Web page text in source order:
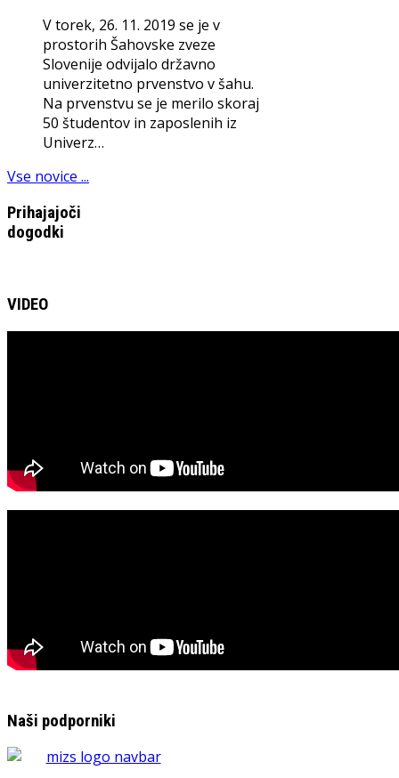
V torek, 26. 11. 2019 se je v
prostorih Šahovske zveze
Slovenije odvijalo državno
univerzitetno prvenstvo v šahu.
Na prvenstvu se je merilo skoraj
50 študentov in zaposlenih iz
Univerz…
Vse novice ...
Prihajajoči
dogodki
VIDEO
Naši podporniki